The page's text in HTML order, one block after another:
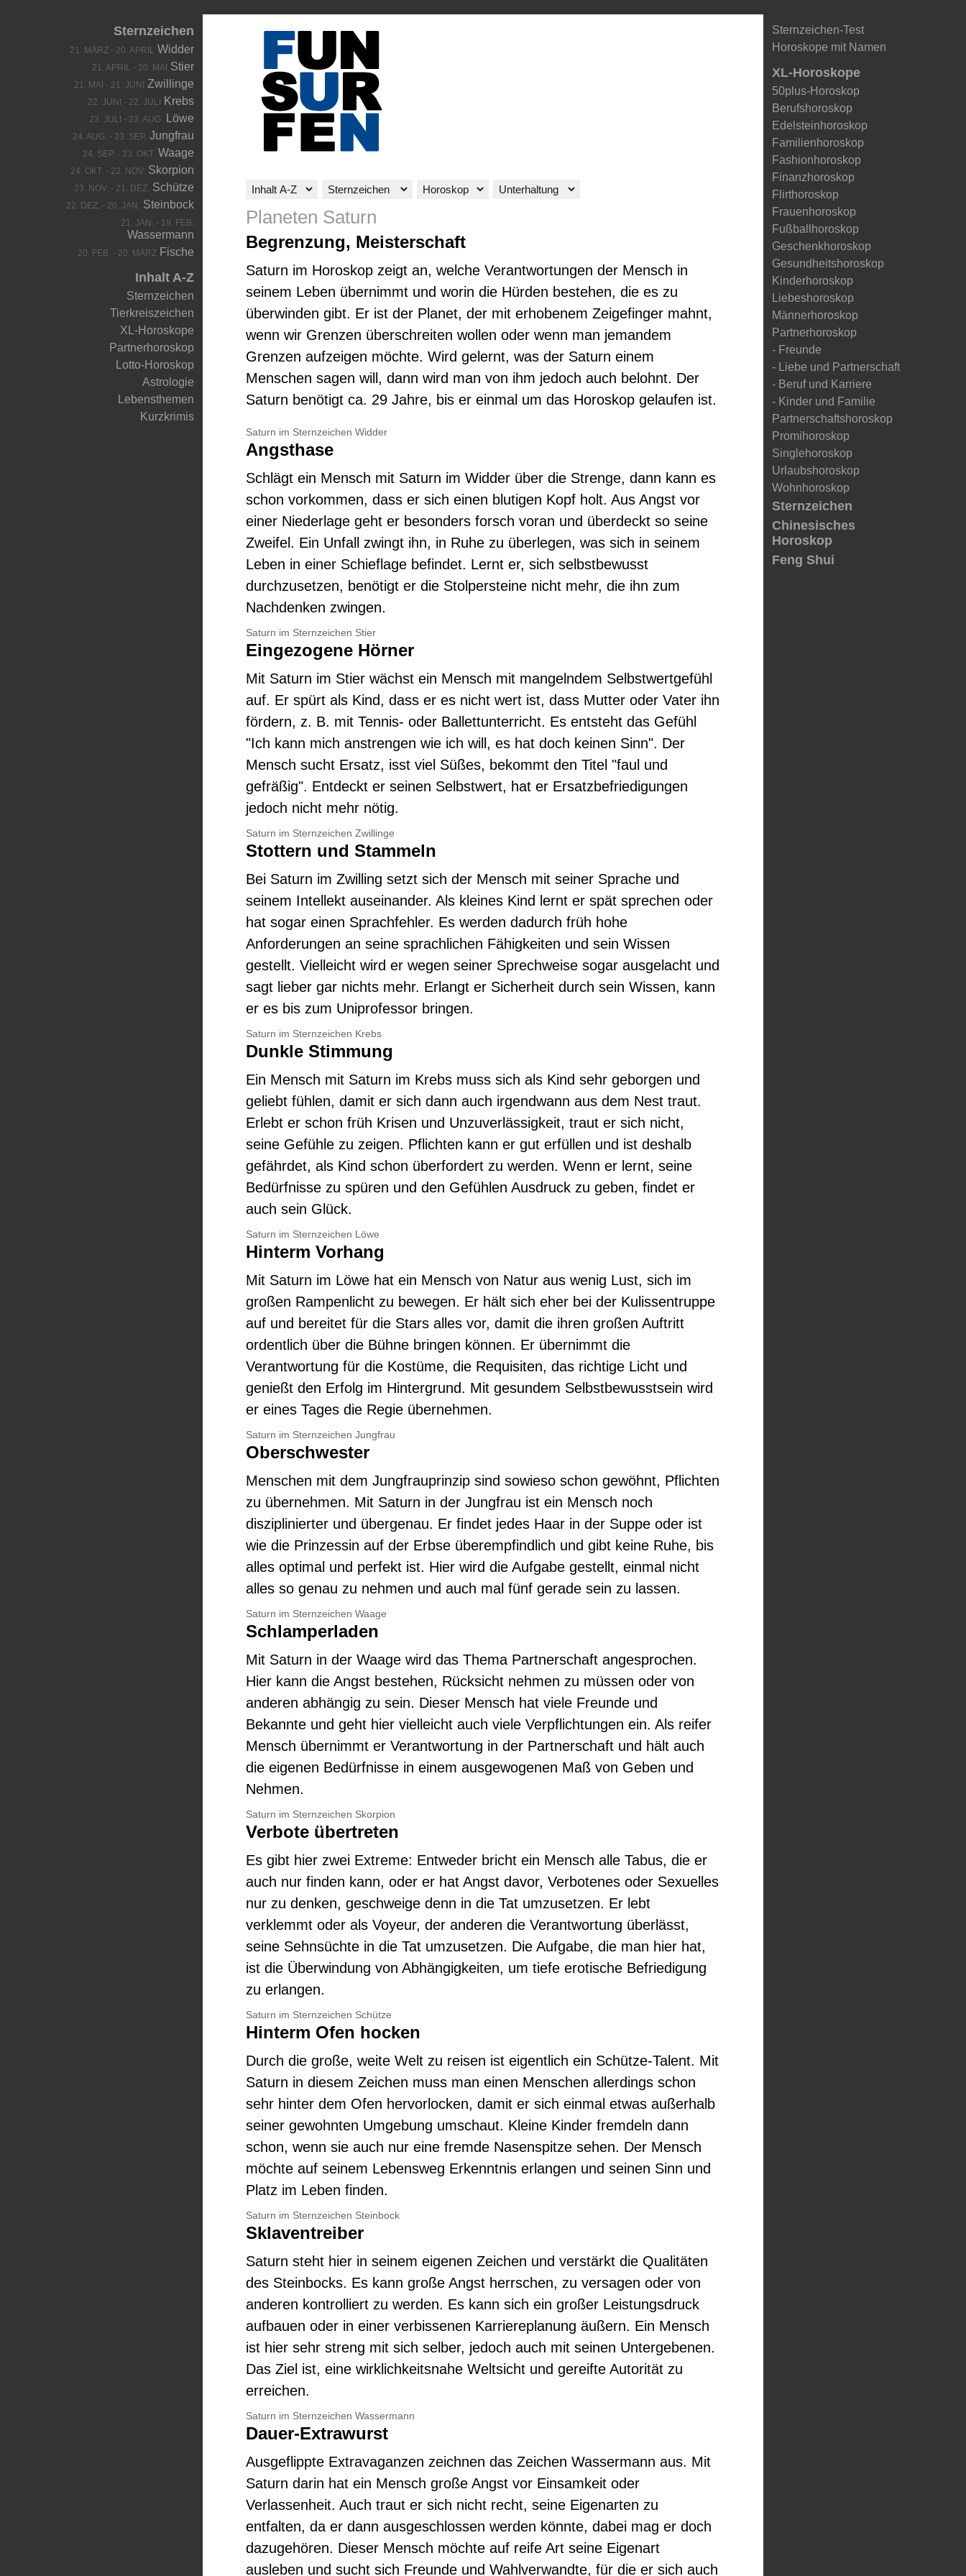
Sternzeichen
21. MÄRZ - 20. APRIL Widder
21. APRIL - 20. MAI Stier
21. MAI - 21. JUNI Zwillinge
22. JUNI - 22. JULI Krebs
23. JULI - 23. AUG. Löwe
24. AUG. - 23. SEP. Jungfrau
24. SEP. - 23. OKT. Waage
24. OKT. - 22. NOV. Skorpion
23. NOV. - 21. DEZ. Schütze
22. DEZ. - 20. JAN. Steinbock
21. JAN. - 19. FEB.
Wassermann
20. FEB. - 20. MÄRZ Fische
Inhalt A-Z
Sternzeichen
Tierkreiszeichen
XL-Horoskope
Partnerhoroskop
Lotto-Horoskop
Astrologie
Lebensthemen
Kurzkrimis
Sternzeichen-Test
Horoskope mit Namen
XL-Horoskope
50plus-Horoskop
Berufshoroskop
Edelsteinhoroskop
Familienhoroskop
Fashionhoroskop
Finanzhoroskop
Flirthoroskop
Frauenhoroskop
Fußballhoroskop
Geschenkhoroskop
Gesundheitshoroskop
Kinderhoroskop
Liebeshoroskop
Männerhoroskop
Partnerhoroskop
- Freunde
- Liebe und Partnerschaft
- Beruf und Karriere
- Kinder und Familie
Partnerschaftshoroskop
Promihoroskop
Singlehoroskop
Urlaubshoroskop
Wohnhoroskop
Sternzeichen
Chinesisches
Horoskop
Feng Shui
Planeten Saturn
Begrenzung, Meisterschaft
Saturn im Horoskop zeigt an, welche Verantwortungen der Mensch in
seinem Leben übernimmt und worin die Hürden bestehen, die es zu
überwinden gibt. Er ist der Planet, der mit erhobenem Zeigefinger mahnt,
wenn wir Grenzen überschreiten wollen oder wenn man jemandem
Grenzen aufzeigen möchte. Wird gelernt, was der Saturn einem
Menschen sagen will, dann wird man von ihm jedoch auch belohnt. Der
Saturn benötigt ca. 29 Jahre, bis er einmal um das Horoskop gelaufen ist.
Saturn im Sternzeichen Widder
Angsthase
Schlägt ein Mensch mit Saturn im Widder über die Strenge, dann kann es
schon vorkommen, dass er sich einen blutigen Kopf holt. Aus Angst vor
einer Niederlage geht er besonders forsch voran und überdeckt so seine
Zweifel. Ein Unfall zwingt ihn, in Ruhe zu überlegen, was sich in seinem
Leben in einer Schieflage befindet. Lernt er, sich selbstbewusst
durchzusetzen, benötigt er die Stolpersteine nicht mehr, die ihn zum
Nachdenken zwingen.
Saturn im Sternzeichen Stier
Eingezogene Hörner
Mit Saturn im Stier wächst ein Mensch mit mangelndem Selbstwertgefühl
auf. Er spürt als Kind, dass er es nicht wert ist, dass Mutter oder Vater ihn
fördern, z. B. mit Tennis- oder Ballettunterricht. Es entsteht das Gefühl
"Ich kann mich anstrengen wie ich will, es hat doch keinen Sinn". Der
Mensch sucht Ersatz, isst viel Süßes, bekommt den Titel "faul und
gefräßig". Entdeckt er seinen Selbstwert, hat er Ersatzbefriedigungen
jedoch nicht mehr nötig.
Saturn im Sternzeichen Zwillinge
Stottern und Stammeln
Bei Saturn im Zwilling setzt sich der Mensch mit seiner Sprache und
seinem Intellekt auseinander. Als kleines Kind lernt er spät sprechen oder
hat sogar einen Sprachfehler. Es werden dadurch früh hohe
Anforderungen an seine sprachlichen Fähigkeiten und sein Wissen
gestellt. Vielleicht wird er wegen seiner Sprechweise sogar ausgelacht und
sagt lieber gar nichts mehr. Erlangt er Sicherheit durch sein Wissen, kann
er es bis zum Uniprofessor bringen.
Saturn im Sternzeichen Krebs
Dunkle Stimmung
Ein Mensch mit Saturn im Krebs muss sich als Kind sehr geborgen und
geliebt fühlen, damit er sich dann auch irgendwann aus dem Nest traut.
Erlebt er schon früh Krisen und Unzuverlässigkeit, traut er sich nicht,
seine Gefühle zu zeigen. Pflichten kann er gut erfüllen und ist deshalb
gefährdet, als Kind schon überfordert zu werden. Wenn er lernt, seine
Bedürfnisse zu spüren und den Gefühlen Ausdruck zu geben, findet er
auch sein Glück.
Saturn im Sternzeichen Löwe
Hinterm Vorhang
Mit Saturn im Löwe hat ein Mensch von Natur aus wenig Lust, sich im
großen Rampenlicht zu bewegen. Er hält sich eher bei der Kulissentruppe
auf und bereitet für die Stars alles vor, damit die ihren großen Auftritt
ordentlich über die Bühne bringen können. Er übernimmt die
Verantwortung für die Kostüme, die Requisiten, das richtige Licht und
genießt den Erfolg im Hintergrund. Mit gesundem Selbstbewusstsein wird
er eines Tages die Regie übernehmen.
Saturn im Sternzeichen Jungfrau
Oberschwester
Menschen mit dem Jungfrauprinzip sind sowieso schon gewöhnt, Pflichten
zu übernehmen. Mit Saturn in der Jungfrau ist ein Mensch noch
disziplinierter und übergenau. Er findet jedes Haar in der Suppe oder ist
wie die Prinzessin auf der Erbse überempfindlich und gibt keine Ruhe, bis
alles optimal und perfekt ist. Hier wird die Aufgabe gestellt, einmal nicht
alles so genau zu nehmen und auch mal fünf gerade sein zu lassen.
Saturn im Sternzeichen Waage
Schlamperladen
Mit Saturn in der Waage wird das Thema Partnerschaft angesprochen.
Hier kann die Angst bestehen, Rücksicht nehmen zu müssen oder von
anderen abhängig zu sein. Dieser Mensch hat viele Freunde und
Bekannte und geht hier vielleicht auch viele Verpflichtungen ein. Als reifer
Mensch übernimmt er Verantwortung in der Partnerschaft und hält auch
die eigenen Bedürfnisse in einem ausgewogenen Maß von Geben und
Nehmen.
Saturn im Sternzeichen Skorpion
Verbote übertreten
Es gibt hier zwei Extreme: Entweder bricht ein Mensch alle Tabus, die er
auch nur finden kann, oder er hat Angst davor, Verbotenes oder Sexuelles
nur zu denken, geschweige denn in die Tat umzusetzen. Er lebt
verklemmt oder als Voyeur, der anderen die Verantwortung überlässt,
seine Sehnsüchte in die Tat umzusetzen. Die Aufgabe, die man hier hat,
ist die Überwindung von Abhängigkeiten, um tiefe erotische Befriedigung
zu erlangen.
Saturn im Sternzeichen Schütze
Hinterm Ofen hocken
Durch die große, weite Welt zu reisen ist eigentlich ein Schütze-Talent. Mit
Saturn in diesem Zeichen muss man einen Menschen allerdings schon
sehr hinter dem Ofen hervorlocken, damit er sich einmal etwas außerhalb
seiner gewohnten Umgebung umschaut. Kleine Kinder fremdeln dann
schon, wenn sie auch nur eine fremde Nasenspitze sehen. Der Mensch
möchte auf seinem Lebensweg Erkenntnis erlangen und seinen Sinn und
Platz im Leben finden.
Saturn im Sternzeichen Steinbock
Sklaventreiber
Saturn steht hier in seinem eigenen Zeichen und verstärkt die Qualitäten
des Steinbocks. Es kann große Angst herrschen, zu versagen oder von
anderen kontrolliert zu werden. Es kann sich ein großer Leistungsdruck
aufbauen oder in einer verbissenen Karriereplanung äußern. Ein Mensch
ist hier sehr streng mit sich selber, jedoch auch mit seinen Untergebenen.
Das Ziel ist, eine wirklichkeitsnahe Weltsicht und gereifte Autorität zu
erreichen.
Saturn im Sternzeichen Wassermann
Dauer-Extrawurst
Ausgeflippte Extravaganzen zeichnen das Zeichen Wassermann aus. Mit
Saturn darin hat ein Mensch große Angst vor Einsamkeit oder
Verlassenheit. Auch traut er sich nicht recht, seine Eigenarten zu
entfalten, da er dann ausgeschlossen werden könnte, dabei mag er doch
dazugehören. Dieser Mensch möchte auf reife Art seine Eigenart
ausleben und sucht sich Freunde und Wahlverwandte, für die er sich auch